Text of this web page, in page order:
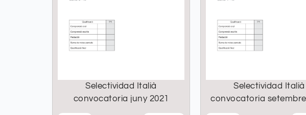
Selectividad Italià
convocatoria juny 2021
Selectividad Italià
convocatoria setembre